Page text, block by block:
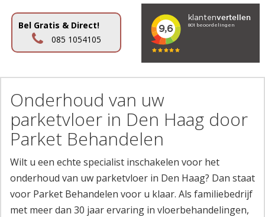
Bel Gratis & Direct!
085 1054105
Onderhoud van uw
parketvloer in Den Haag door
Parket Behandelen
Wilt u een echte specialist inschakelen voor het
onderhoud van uw parketvloer in Den Haag? Dan staat
voor Parket Behandelen voor u klaar. Als familiebedrijf
met meer dan 30 jaar ervaring in vloerbehandelingen,